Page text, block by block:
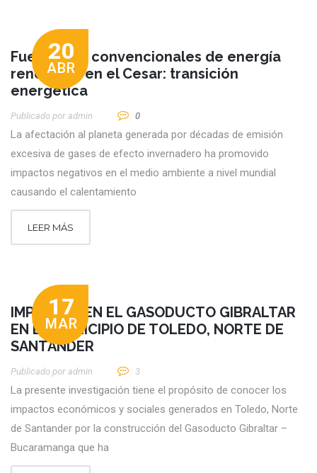
20
ABR
Fuentes no convencionales de energía
renovable en el Cesar: transición
energética
Publicado por Admin 0
La afectación al planeta generada por décadas de emisión
excesiva de gases de efecto invernadero ha promovido
impactos negativos en el medio ambiente a nivel mundial
causando el calentamiento
LEER MÁS
17
MAR
IMPACTOS EN EL GASODUCTO GIBRALTAR
EN EL MUNICIPIO DE TOLEDO, NORTE DE
SANTANDER
Publicado por Admin 3
La presente investigación tiene el propósito de conocer los
impactos económicos y sociales generados en Toledo, Norte
de Santander por la construcción del Gasoducto Gibraltar –
Bucaramanga que ha